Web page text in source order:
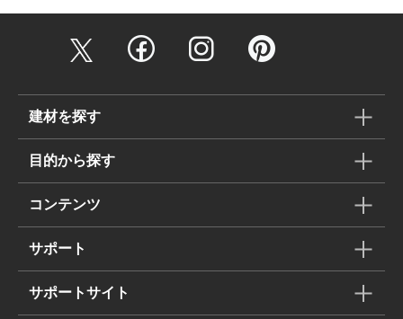
建材を探す
目的から探す
コンテンツ
サポート
サポートサイト